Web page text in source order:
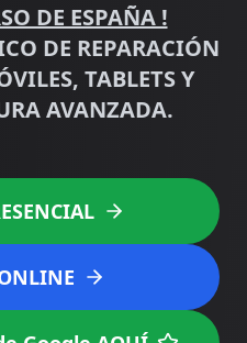
DE ESPAÑA !
DE REPARACIÓN
TABLETS Y
AVANZADA.